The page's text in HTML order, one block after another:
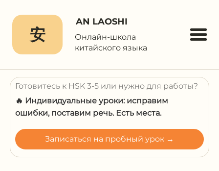
安
AN LAOSHI
Онлайн-школа
китайского языка
Готовитесь к HSK 3-5 или нужно для работы?
🔥 Индивидуальные уроки: исправим
ошибки, поставим речь. Есть места.
Записаться на пробный урок →